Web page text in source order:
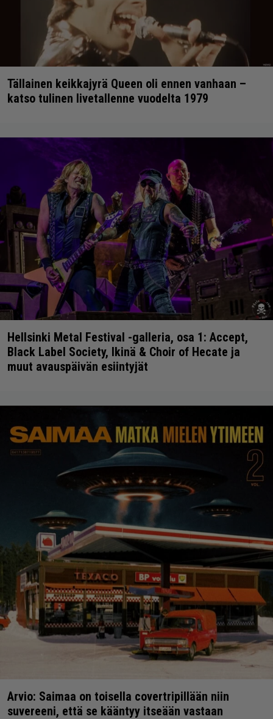
Tällainen keikkajyrä Queen oli ennen vanhaan –
katso tulinen livetallenne vuodelta 1979
Hellsinki Metal Festival -galleria, osa 1: Accept,
Black Label Society, Ikinä & Choir of Hecate ja
muut avauspäivän esiintyjät
Arvio: Saimaa on toisella covertripillään niin
suvereeni, että se kääntyy itseään vastaan